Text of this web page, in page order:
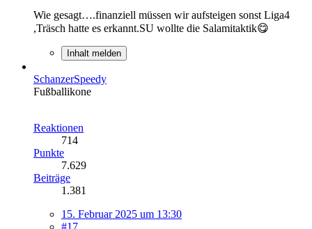
Wie gesagt….finanziell müssen wir aufsteigen sonst Liga4
,Träsch hatte es erkannt.SU wollte die Salamitaktik😋
Inhalt melden
SchanzerSpeedy
Fußballikone
Reaktionen
714
Punkte
7.629
Beiträge
1.381
15. Februar 2025 um 13:30
#17